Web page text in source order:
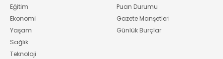
Eğitim
Ekonomi
Yaşam
Sağlık
Teknoloji
Puan Durumu
Gazete Manşetleri
Günlük Burçlar